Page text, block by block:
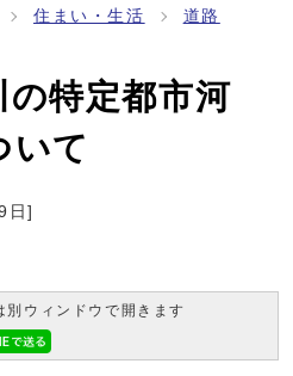
住まい・生活 道路
の特定都市河
いて
日]
別ウィンドウで開きます